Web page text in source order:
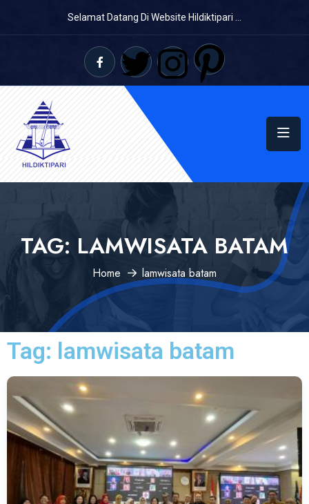
Selamat Datang Di Website Hildiktipari ...
TAG: LAMWISATA BATAM
Home lamwisata batam
Tag: lamwisata batam